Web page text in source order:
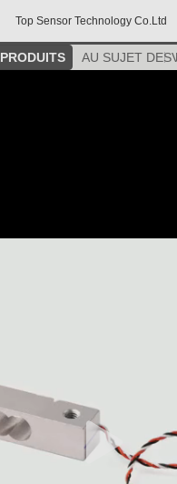
Top Sensor Technology Co.Ltd
PRODUITS AU SUJET DES